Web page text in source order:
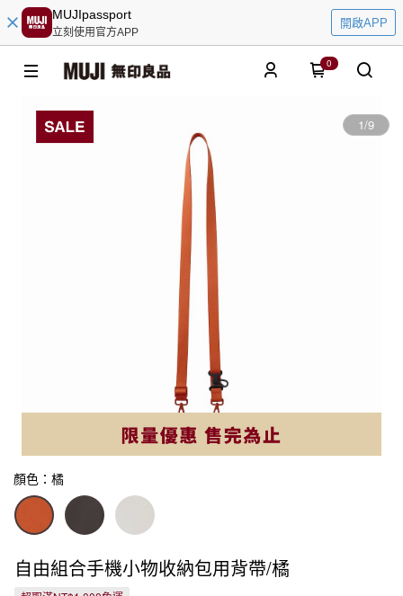
MUJIpassport
立刻使用官方APP
開啟APP
0
1/9
顏色：橘
自由組合手機小物收納包用背帶/橘